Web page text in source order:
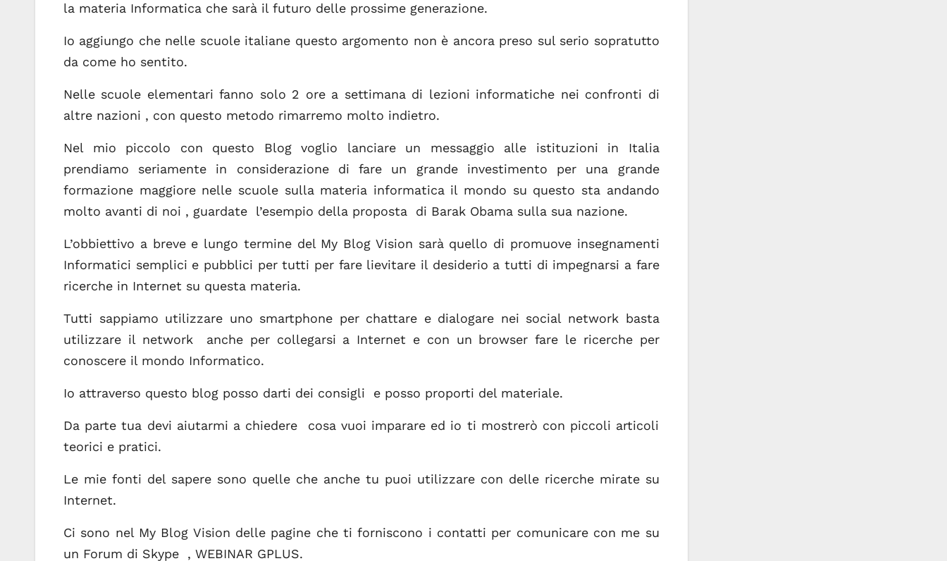
la materia Informatica che sarà il futuro delle prossime generazione.
Io aggiungo che nelle scuole italiane questo argomento non è ancora preso sul serio sopratutto
da come ho sentito.
Nelle scuole elementari fanno solo 2 ore a settimana di lezioni informatiche nei confronti di
altre nazioni , con questo metodo rimarremo molto indietro.
Nel mio piccolo con questo Blog voglio lanciare un messaggio alle istituzioni in Italia
prendiamo seriamente in considerazione di fare un grande investimento per una grande
formazione maggiore nelle scuole sulla materia informatica il mondo su questo sta andando
molto avanti di noi , guardate l’esempio della proposta di Barak Obama sulla sua nazione.
L’obbiettivo a breve e lungo termine del My Blog Vision sarà quello di promuove insegnamenti
Informatici semplici e pubblici per tutti per fare lievitare il desiderio a tutti di impegnarsi a fare
ricerche in Internet su questa materia.
Tutti sappiamo utilizzare uno smartphone per chattare e dialogare nei social network basta
utilizzare il network anche per collegarsi a Internet e con un browser fare le ricerche per
conoscere il mondo Informatico.
Io attraverso questo blog posso darti dei consigli e posso proporti del materiale.
Da parte tua devi aiutarmi a chiedere cosa vuoi imparare ed io ti mostrerò con piccoli articoli
teorici e pratici.
Le mie fonti del sapere sono quelle che anche tu puoi utilizzare con delle ricerche mirate su
Internet.
Ci sono nel My Blog Vision delle pagine che ti forniscono i contatti per comunicare con me su
un Forum di Skype , WEBINAR GPLUS.